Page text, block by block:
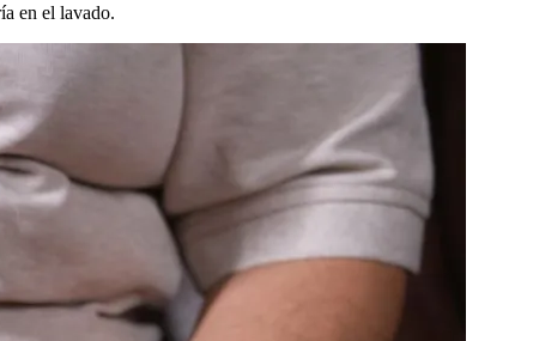
en el lavado.